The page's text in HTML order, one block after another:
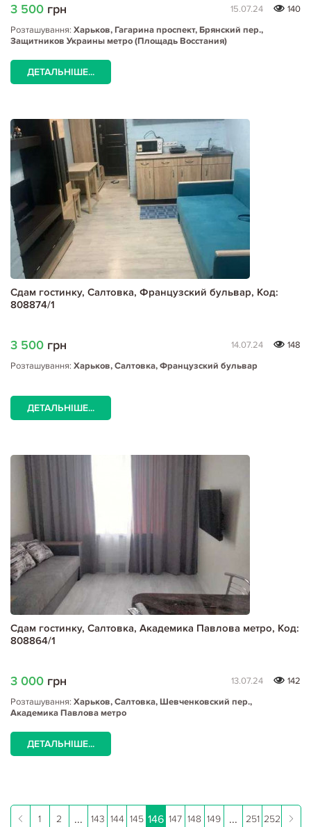
3 500 грн 15.07.24
140
Розташування: Харьков, Гагарина проспект, Брянский пер.,
Защитников Украины метро (Площадь Восстания)
ДЕТАЛЬНІШЕ...
Сдам гостинку, Салтовка, Французский бульвар, Код:
808874/1
3 500 грн 14.07.24
148
Розташування: Харьков, Салтовка, Французский бульвар
ДЕТАЛЬНІШЕ...
Сдам гостинку, Салтовка, Академика Павлова метро, Код:
808864/1
3 000 грн 13.07.24
142
Розташування: Харьков, Салтовка, Шевченковский пер.,
Академика Павлова метро
ДЕТАЛЬНІШЕ...
1 2 ... 143 144 145 146 147 148 149 ... 251 252